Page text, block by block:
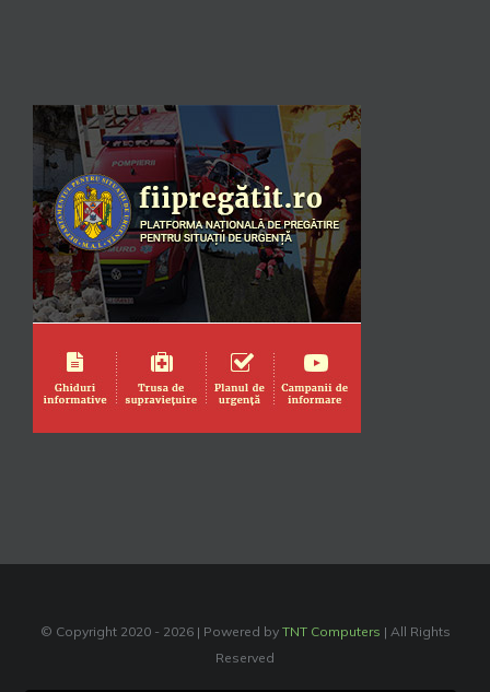
© Copyright 2020 - 2026 | Powered by TNT Computers | All Rights
Reserved